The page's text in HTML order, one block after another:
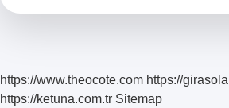
https://www.theocote.com https://
https://ketuna.com.tr Sitemap